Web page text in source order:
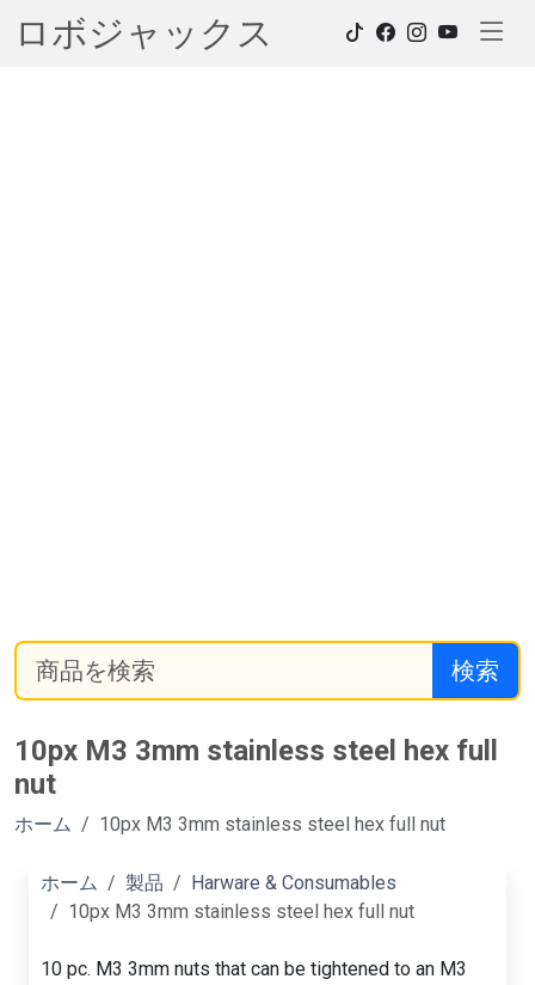
ロボジャックス
検索
10px M3 3mm stainless steel hex full
nut
ホーム 10px M3 3mm stainless steel hex full nut
ホーム 製品
Harware & Consumables
10px M3 3mm stainless steel hex full nut
10 pc. M3 3mm nuts that can be tightened to an M3